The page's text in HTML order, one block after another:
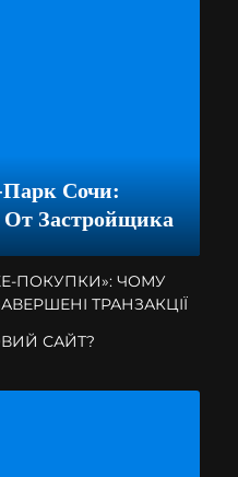
Сочи:
Застройщика
ПОКУПКИ»: ЧОМУ
ТРАНЗАКЦІЇ
САЙТ?